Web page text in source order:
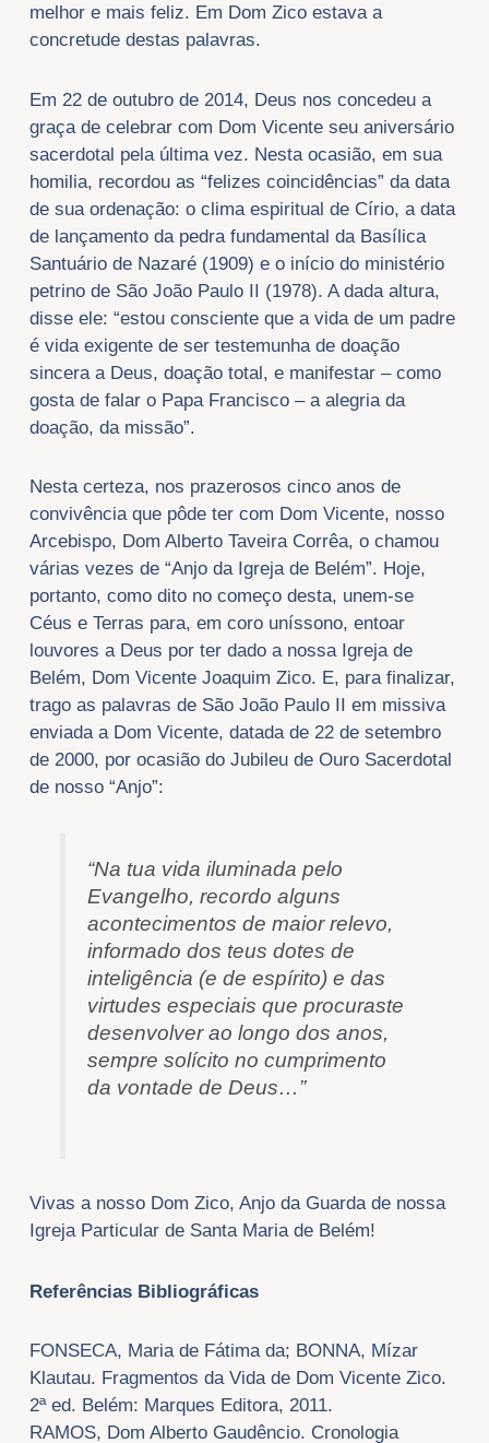
melhor e mais feliz. Em Dom Zico estava a
concretude destas palavras.
Em 22 de outubro de 2014, Deus nos concedeu a
graça de celebrar com Dom Vicente seu aniversário
sacerdotal pela última vez. Nesta ocasião, em sua
homilia, recordou as “felizes coincidências” da data
de sua ordenação: o clima espiritual de Círio, a data
de lançamento da pedra fundamental da Basílica
Santuário de Nazaré (1909) e o início do ministério
petrino de São João Paulo II (1978). A dada altura,
disse ele: “estou consciente que a vida de um padre
é vida exigente de ser testemunha de doação
sincera a Deus, doação total, e manifestar – como
gosta de falar o Papa Francisco – a alegria da
doação, da missão”.
Nesta certeza, nos prazerosos cinco anos de
convivência que pôde ter com Dom Vicente, nosso
Arcebispo, Dom Alberto Taveira Corrêa, o chamou
várias vezes de “Anjo da Igreja de Belém”. Hoje,
portanto, como dito no começo desta, unem-se
Céus e Terras para, em coro uníssono, entoar
louvores a Deus por ter dado a nossa Igreja de
Belém, Dom Vicente Joaquim Zico. E, para finalizar,
trago as palavras de São João Paulo II em missiva
enviada a Dom Vicente, datada de 22 de setembro
de 2000, por ocasião do Jubileu de Ouro Sacerdotal
de nosso “Anjo”:
“Na tua vida iluminada pelo
Evangelho, recordo alguns
acontecimentos de maior relevo,
informado dos teus dotes de
inteligência (e de espírito) e das
virtudes especiais que procuraste
desenvolver ao longo dos anos,
sempre solícito no cumprimento
da vontade de Deus…”
Vivas a nosso Dom Zico, Anjo da Guarda de nossa
Igreja Particular de Santa Maria de Belém!
Referências Bibliográficas
FONSECA, Maria de Fátima da; BONNA, Mízar
Klautau. Fragmentos da Vida de Dom Vicente Zico.
2ª ed. Belém: Marques Editora, 2011.
RAMOS, Dom Alberto Gaudêncio. Cronologia